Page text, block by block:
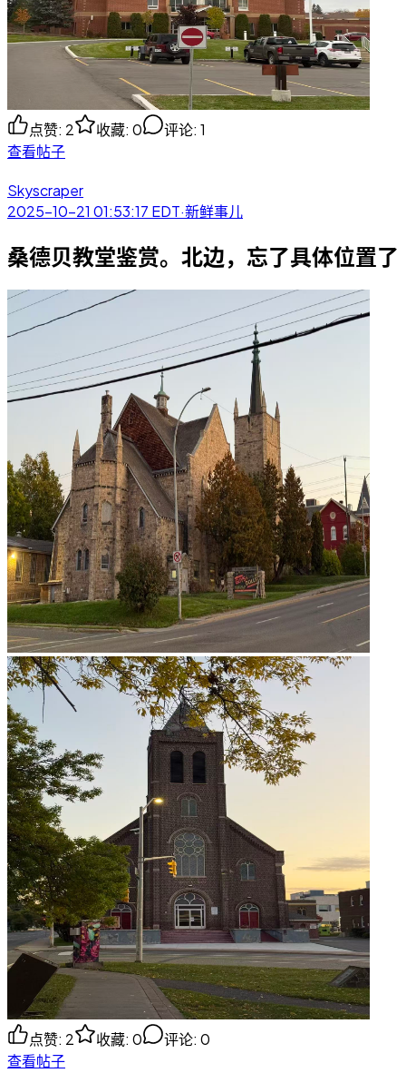
点赞: 2 收藏: 0 评论: 1
查看帖子
Skyscraper
2025-10-21 01:53:17 EDT·新鲜事儿
桑德贝教堂鉴赏。北边，忘了具体位置了
点赞: 2 收藏: 0 评论: 0
查看帖子